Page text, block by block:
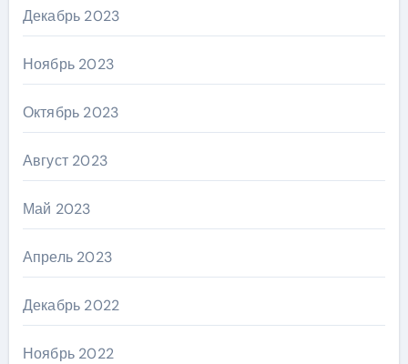
Декабрь 2023
Ноябрь 2023
Октябрь 2023
Август 2023
Май 2023
Апрель 2023
Декабрь 2022
Ноябрь 2022